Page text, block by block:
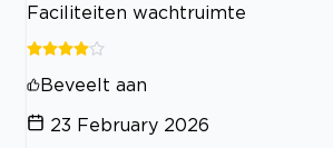
Faciliteiten wachtruimte
Beveelt aan
23 February 2026